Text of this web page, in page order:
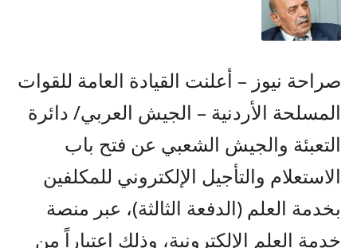
صراحة نيوز – أعلنت القيادة العامة للقوات
المسلحة الأردنية – الجيش العربي/ دائرة
التعبئة والجيش الشعبي عن فتح باب
الاستعلام والتأجيل الإلكتروني للمكلفين
بخدمة العلم (الدفعة الثالثة)، عبر منصة
خدمة العلم الإلكترونية، وذلك اعتباراً من